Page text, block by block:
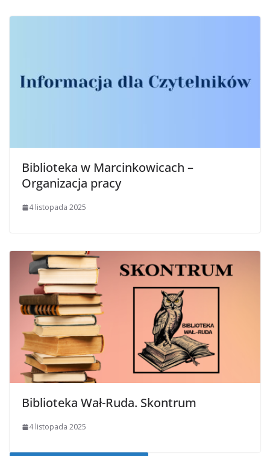
Biblioteka w Marcinkowicach –
Organizacja pracy
4 listopada 2025
Biblioteka Wał-Ruda. Skontrum
4 listopada 2025